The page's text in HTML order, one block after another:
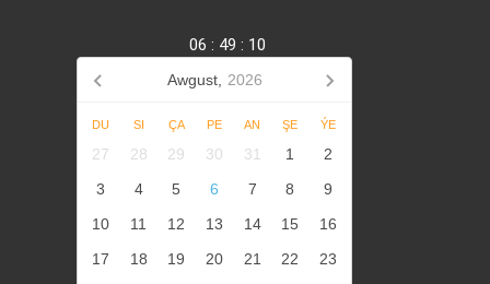
06 : 49 : 10
Awgust, 2026
DU SI ÇA PE AN ŞE ÝE
27 28 29 30 31 1
2
3
4 5 6 7 8
9
10
11 12 13 14 15
16
17
18 19 20 21 22
23